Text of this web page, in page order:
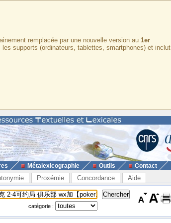
remplacée par une nouvelle version au 1er
supports (ordinateurs, tablettes, smartphones) et inclut
Métalexicographie Outils Contact
Proxémie Concordance Aide
catégorie :